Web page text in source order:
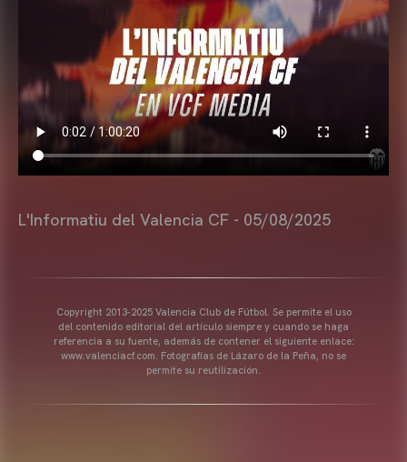
L'Informatiu del Valencia CF - 05/08/2025
Copyright 2013-2025 Valencia Club de Fútbol. Se permite el uso
del contenido editorial del artículo siempre y cuando se haga
referencia a su fuente, además de contener el siguiente enlace:
www.valenciacf.com. Fotografías de Lázaro de la Peña, no se
permite su reutilización.